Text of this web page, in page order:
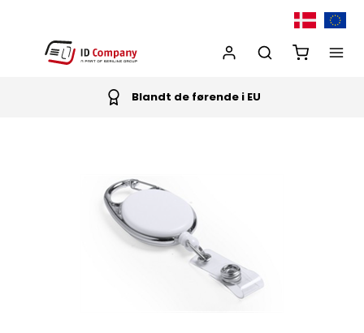
Blandt de førende i EU